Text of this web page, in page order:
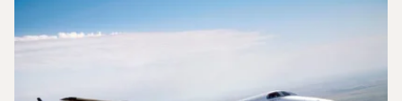
Sebesség (km/h)
Sebesség (csomó)
Hatótávolság (NM)